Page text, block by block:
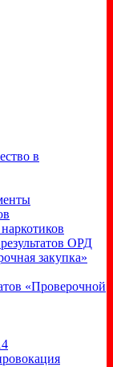
в
ОРД
закупка»
«Проверочной